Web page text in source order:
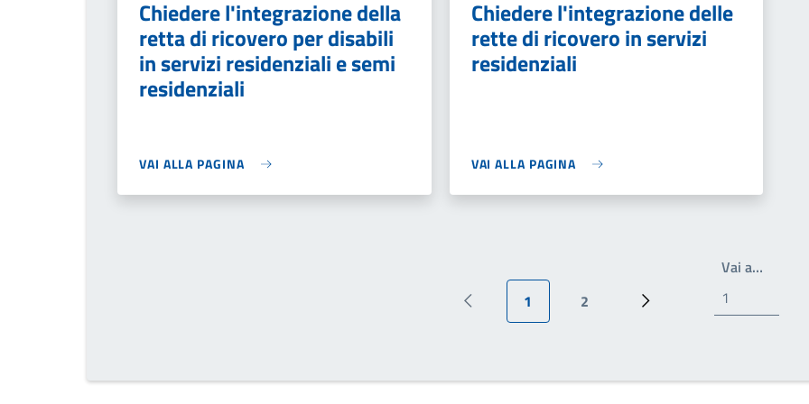
Chiedere l'integrazione della
retta di ricovero per disabili
in servizi residenziali e semi
residenziali
VAI ALLA PAGINA
Chiedere l'integrazione delle
rette di ricovero in servizi
residenziali
VAI ALLA PAGINA
Pagina precedente
Pagina attuale
1
Pagina
2
Prossima pagina
Vai a…Write